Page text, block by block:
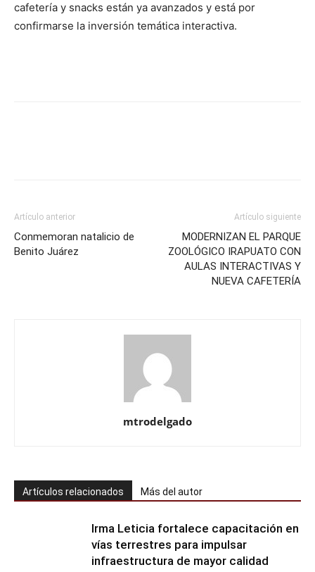
cafetería y snacks están ya avanzados y está por
confirmarse la inversión temática interactiva.
Artículo anterior
Conmemoran natalicio de
Benito Juárez
Artículo siguiente
MODERNIZAN EL PARQUE
ZOOLÓGICO IRAPUATO CON
AULAS INTERACTIVAS Y
NUEVA CAFETERÍA
mtrodelgado
Artículos relacionados Más del autor
Irma Leticia fortalece capacitación en
vías terrestres para impulsar
infraestructura de mayor calidad